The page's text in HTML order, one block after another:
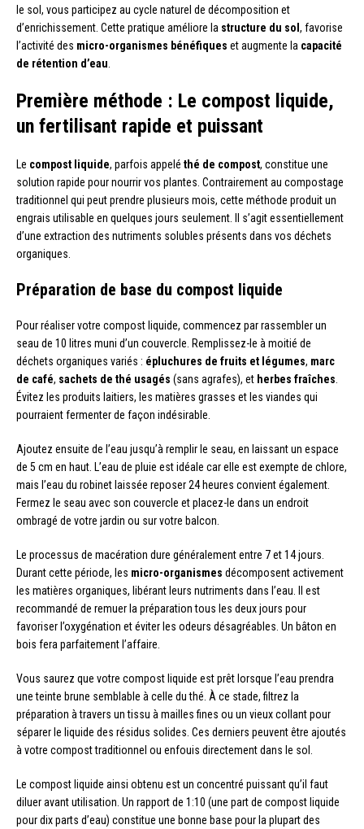
le sol, vous participez au cycle naturel de décomposition et
d’enrichissement. Cette pratique améliore la structure du sol , favorise
l’activité des micro-organismes bénéfiques et augmente la capacité
de rétention d’eau
Première méthode : Le compost liquide,
un fertilisant rapide et puissant
Le compost liquide, parfois appelé thé de compost, constitue une
solution rapide pour nourrir vos plantes. Contrairement au compostage
traditionnel qui peut prendre plusieurs mois, cette méthode produit un
engrais utilisable en quelques jours seulement. Il s’agit essentiellement
d’une extraction des nutriments solubles présents dans vos déchets
organiques.
Préparation de base du compost liquide
Pour réaliser votre compost liquide, commencez par rassembler un
seau de 10 litres muni d’un couvercle. Remplissez-le à moitié de
déchets organiques variés : épluchures de fruits et légumes, marc
de café, sachets de thé usagés (sans agrafes), et herbes fraîches
Évitez les produits laitiers, les matières grasses et les viandes qui
pourraient fermenter de façon indésirable.
Ajoutez ensuite de l’eau jusqu’à remplir le seau, en laissant un espace
de 5 cm en haut. L’eau de pluie est idéale car elle est exempte de chlore,
mais l’eau du robinet laissée reposer 24 heures convient également.
Fermez le seau avec son couvercle et placez-le dans un endroit
ombragé de votre jardin ou sur votre balcon.
Le processus de macération dure généralement entre 7 et 14 jours.
Durant cette période, les micro-organismes décomposent activement
les matières organiques, libérant leurs nutriments dans l’eau. Il est
recommandé de remuer la préparation tous les deux jours pour
favoriser l’oxygénation et éviter les odeurs désagréables. Un bâton en
bois fera parfaitement l’affaire.
Vous saurez que votre compost liquide est prêt lorsque l’eau prendra
une teinte brune semblable à celle du thé. À ce stade, filtrez la
préparation à travers un tissu à mailles fines ou un vieux collant pour
séparer le liquide des résidus solides. Ces derniers peuvent être ajoutés
à votre compost traditionnel ou enfouis directement dans le sol.
Le compost liquide ainsi obtenu est un concentré puissant qu’il faut
diluer avant utilisation. Un rapport de 1:10 (une part de compost liquide
pour dix parts d’eau) constitue une bonne base pour la plupart des